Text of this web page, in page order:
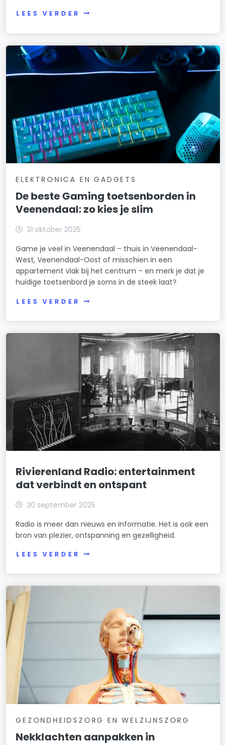
LEES VERDER
ELEKTRONICA EN GADGETS
De beste Gaming toetsenborden in
Veenendaal: zo kies je slim
31 oktober 2025
Game je veel in Veenendaal – thuis in Veenendaal-
West, Veenendaal-Oost of misschien in een
appartement vlak bij het centrum – en merk je dat je
huidige toetsenbord je soms in de steek laat?
LEES VERDER
Rivierenland Radio: entertainment
dat verbindt en ontspant
30 september 2025
Radio is meer dan nieuws en informatie. Het is ook een
bron van plezier, ontspanning en gezelligheid.
LEES VERDER
GEZONDHEIDSZORG EN WELZIJNSZORG
Nekklachten aanpakken in